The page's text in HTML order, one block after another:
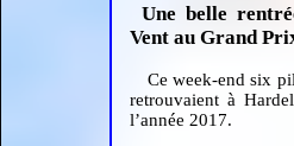
Une belle
Vent au Grand
Ce week-end six
retrouvaient à
l’année 2017.